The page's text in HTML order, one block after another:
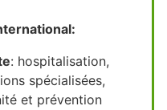
: hospitalisation,
spécialisées,
et prévention